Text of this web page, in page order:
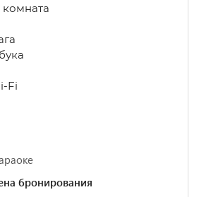
Fi
бронирования